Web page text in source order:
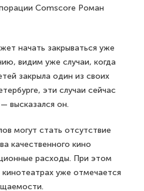
Сomscore Роман
начать закрываться уже
видим уже случаи, когда
закрыла один из своих
эти случаи сейчас
высказался он.
могут стать отсутствие
качественного кино
расходы. При этом
уже отмечается